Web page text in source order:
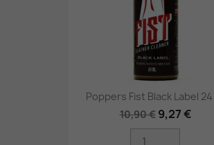
Poppers Fist Black Label 24
10,90 € 9,27 €